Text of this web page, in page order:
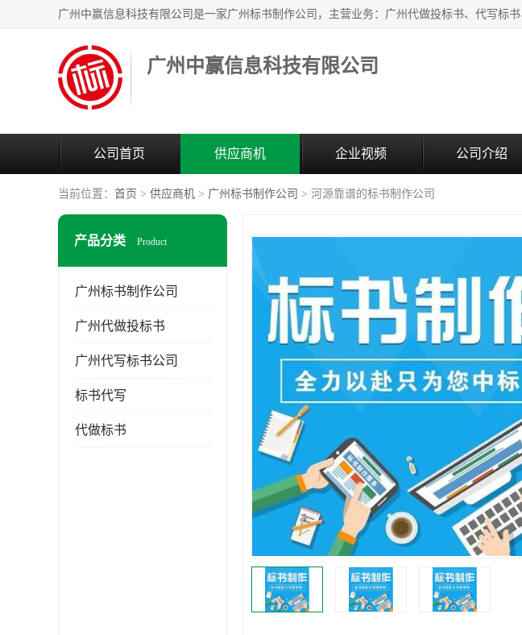
广州中赢信息科技有限公司
公司首页 供应商机 企业视频 公司介绍
当前位置： 首页 > 供应商机 > 广州标书制作公司 > 河源靠谱的标书制作公司
产品分类 Product
广州标书制作公司
广州代做投标书
广州代写标书公司
标书代写
代做标书